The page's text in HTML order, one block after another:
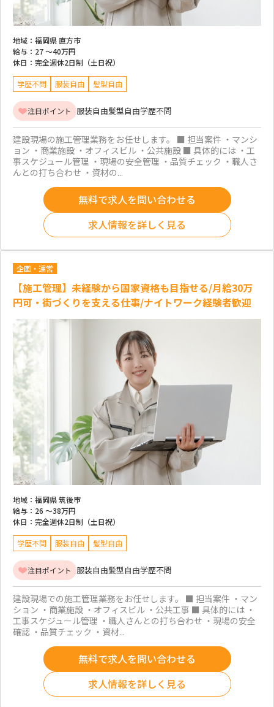
地域： 福岡県 直方市
給与： 27 ～40万円
休日： 完全週休2日制（土日祝）
学歴不問 服装自由 髪型自由
注目ポイント 服装自由髪型自由学歴不問
建設現場の施工管理業務をお任せします。 ■ 担当案件 ・マンシ
ョン ・商業施設 ・オフィスビル ・公共施設 ■ 具体的には ・工
事スケジュール管理 ・現場の安全管理 ・品質チェック ・職人さ
んとの打ち合わせ ・資材の...
無料で求人を問い合わせる
求人情報を詳しく見る
企画・運営
【施工管理】未経験から国家資格も目指せる/月給30万
円可・街づくりを支える仕事/ナイトワーク経験者歓迎
地域： 福岡県 筑後市
給与： 26 ～38万円
休日： 完全週休2日制（土日祝）
学歴不問 服装自由 髪型自由
注目ポイント 服装自由髪型自由学歴不問
建設現場での施工管理業務をお任せします。 ■ 担当案件 ・マン
ション ・商業施設 ・オフィスビル ・公共工事 ■ 具体的には ・
工事スケジュール管理 ・職人さんとの打ち合わせ ・現場の安全
確認 ・品質チェック ・資材...
無料で求人を問い合わせる
求人情報を詳しく見る